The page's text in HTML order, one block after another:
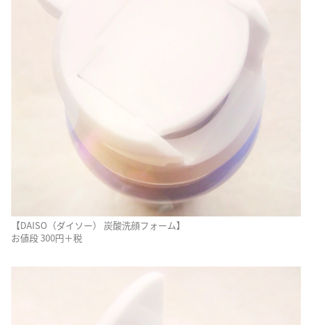
【DAISO（ダイソー） 炭酸洗顔フォーム】
お値段 300円＋税